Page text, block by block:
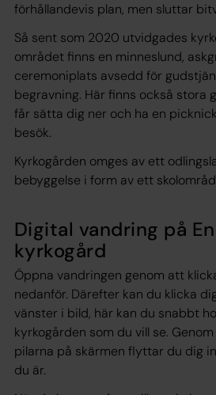
förhållandevis plan, men sluttar
Så sent som 2020 utvidgades
området finns en minneslund,
ceremoniplats avsedd för
begravning. Här finns också stora
får sätta dig ner och ha en
besök.
Kyrkogården omges av ett
bebyggelse i form av ett
Digital vandring på
kyrkogård
Öppna vandringen genom att
nedanför. Därefter kan du klicka
vänster i bild, här kan du snabbt
kyrkogården som du vill se.
pilarna på skärmen flyttar du dig
du är.